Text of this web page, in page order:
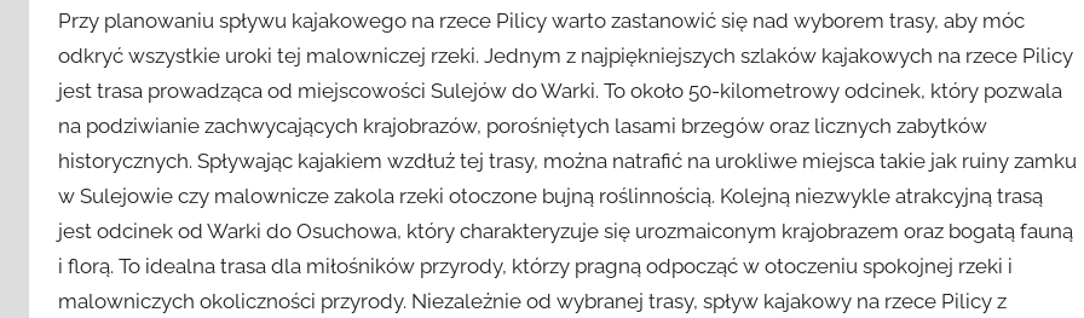
Przy planowaniu spływu kajakowego na rzece Pilicy warto zastanowić się nad wyborem trasy, aby móc
odkryć wszystkie uroki tej malowniczej rzeki. Jednym z najpiękniejszych szlaków kajakowych na rzece Pilicy
jest trasa prowadząca od miejscowości Sulejów do Warki. To około 50-kilometrowy odcinek, który pozwala
na podziwianie zachwycających krajobrazów, porośniętych lasami brzegów oraz licznych zabytków
historycznych. Spływając kajakiem wzdłuż tej trasy, można natrafić na urokliwe miejsca takie jak ruiny zamku
w Sulejowie czy malownicze zakola rzeki otoczone bujną roślinnością. Kolejną niezwykle atrakcyjną trasą
jest odcinek od Warki do Osuchowa, który charakteryzuje się urozmaiconym krajobrazem oraz bogatą fauną
i florą. To idealna trasa dla miłośników przyrody, którzy pragną odpocząć w otoczeniu spokojnej rzeki i
malowniczych okoliczności przyrody. Niezależnie od wybranej trasy, spływ kajakowy na rzece Pilicy z